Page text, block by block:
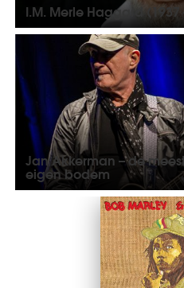
I.M. Merle Haggard (1937
Jan Akkerman – de
eigen bodem